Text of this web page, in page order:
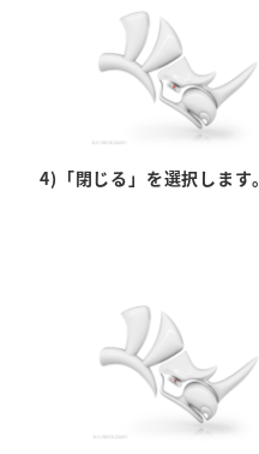
4)「閉じる」を選択します。